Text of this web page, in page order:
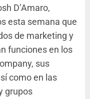
D’Amaro,
esta semana que
de marketing y
funciones en los
sus
como en las
grupos